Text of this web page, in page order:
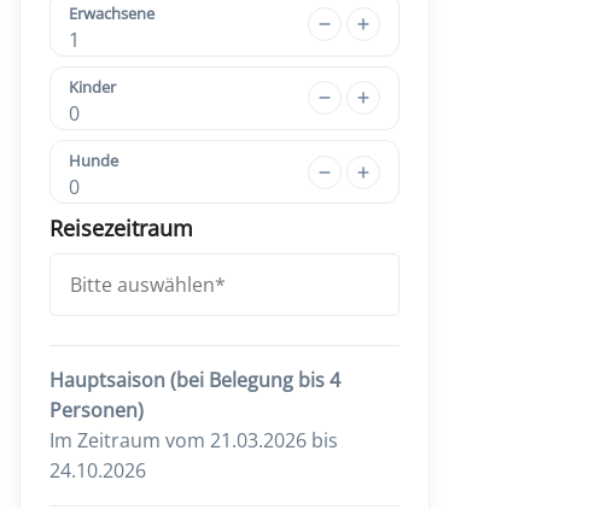
Erwachsene
1
Kinder
0
Hunde
0
Reisezeitraum
Hauptsaison (bei Belegung bis 4
Personen)
Im Zeitraum vom 21.03.2026 bis
24.10.2026